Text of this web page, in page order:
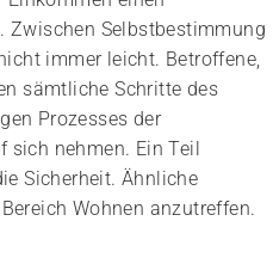
Zwischen Selbstbestimmung
immer leicht. Betroffene,
sämtliche Schritte des
Prozesses der
sich nehmen. Ein Teil
Sicherheit. Ähnliche
Wohnen anzutreffen.